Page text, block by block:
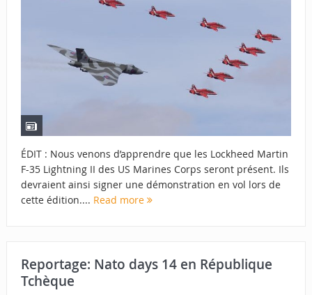
ÉDIT : Nous venons d’apprendre que les Lockheed Martin
F-35 Lightning II des US Marines Corps seront présent. Ils
devraient ainsi signer une démonstration en vol lors de
cette édition.... Read more
Reportage: Nato days 14 en République
Tchèque